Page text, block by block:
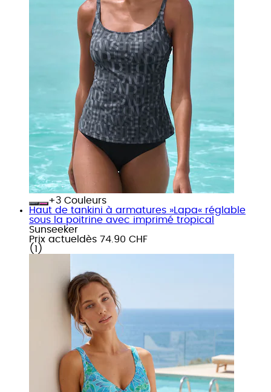
+
Couleurs
Haut de tankini à armatures »Lapa« réglable
sous la poitrine avec imprimé tropical
Sunseeker
Prix actuel dès 74.90 CHF
( 1 )